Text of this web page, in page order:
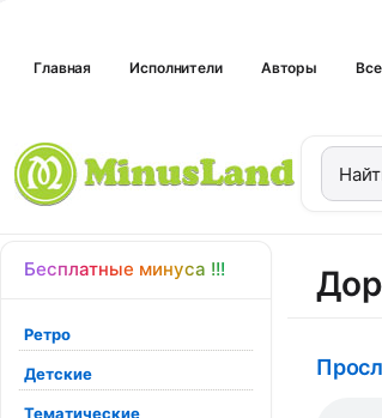
Главная Исполнители Авторы
Бесплатные минуса !!!
Ретро
Детские
Тематические